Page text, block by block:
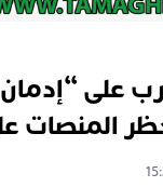
على
المنصات